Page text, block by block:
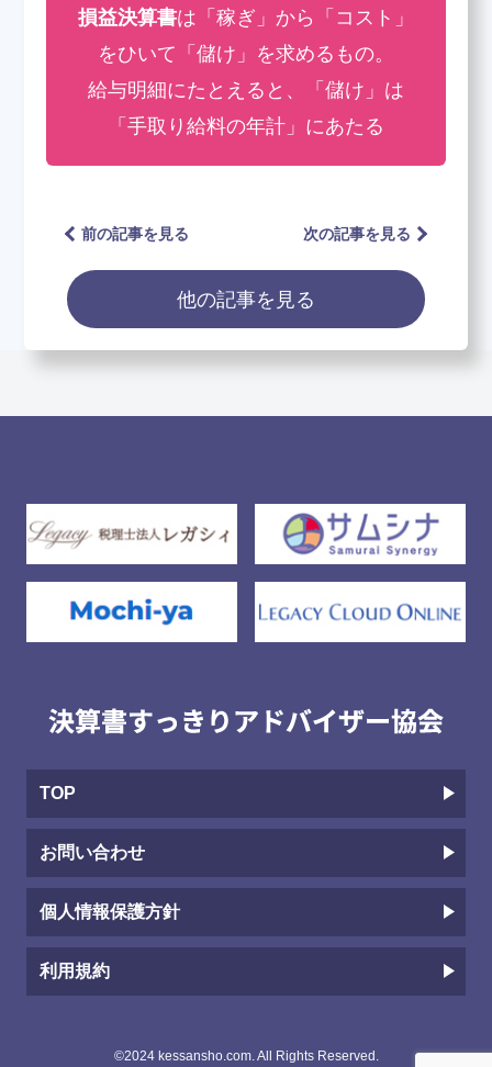
損益決算書は「稼ぎ」から「コスト」
をひいて「儲け」を求めるもの。
給与明細にたとえると、「儲け」は
「手取り給料の年計」にあたる
前の記事を見る 次の記事を見る
他の記事を見る
TOP
お問い合わせ
個人情報保護方針
利用規約
©2024 kessansho.com. All Rights Reserved.